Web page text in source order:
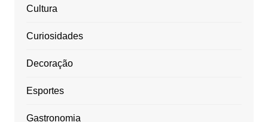
Cultura
Curiosidades
Decoração
Esportes
Gastronomia